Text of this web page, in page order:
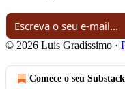
© 2026 Luis Gradíssimo ·
Comece o seu Substack